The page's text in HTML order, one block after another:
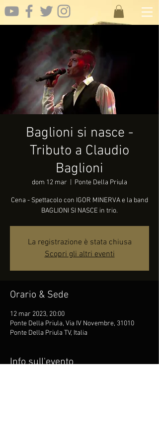
Baglioni si nasce -
Tributo a Claudio
Baglioni
dom 12 mar Ponte Della Priula
Cena - Spettacolo con IGOR MINERVA e la band
BAGLIONI SI NASCE in trio.
La registrazione è stata chiusa
Scopri gli altri eventi
Orario & Sede
12 mar 2023, 20:00
Ponte Della Priula, Via IV Novembre, 31010
Ponte Della Priula TV, Italia
Info sull'evento